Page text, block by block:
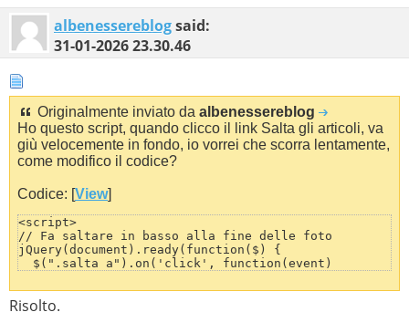
      $('html, body').animate(
      {
        scrollTop: $(hash).offset().top
      }, 1000, function() {
        window.location.hash = hash;
      });
    }
  });
});
</script>
albenessereblogsaid:
31-01-202623.30.46
Originalmente inviato da albenessereblog
Ho questo script, quando clicco il link Salta gli articoli, va
giù velocemente in fondo, io vorrei che scorra lentamente,
come modifico il codice?
Codice: [View]
<script>
// Fa saltare in basso alla fine delle foto
jQuery(document).ready(function($) {
  $(".salta a").on('click', function(event)
    if (this.hash !== "") {
      event.preventDefault();
Risolto.